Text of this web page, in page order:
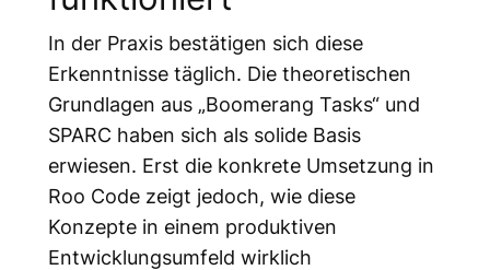
In der Praxis bestätigen sich diese
Erkenntnisse täglich. Die theoretischen
Grundlagen aus „Boomerang Tasks“ und
SPARC haben sich als solide Basis
erwiesen. Erst die konkrete Umsetzung in
Roo Code zeigt jedoch, wie diese
Konzepte in einem produktiven
Entwicklungsumfeld wirklich